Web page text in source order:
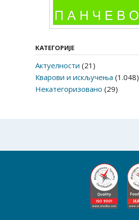
КАТЕГОРИЈЕ
Актуелности (21)
Кварови и искључења (1.048)
Некатегоризовано (29)